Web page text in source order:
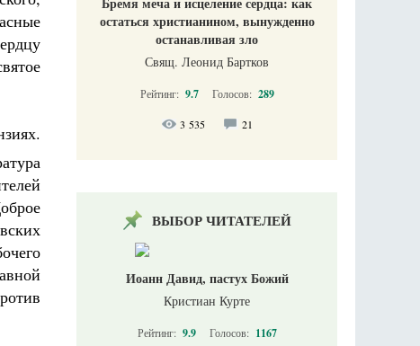
остаться христианином, вынужденно
останавливая зло
Свящ. Леонид Бартков
Рейтинг: 9.7 Голосов: 289
3 535 21
ВЫБОР ЧИТАТЕЛЕЙ
Иоанн Давид, пастух Божий
Кристиан Курте
Рейтинг: 9.9 Голосов: 1167